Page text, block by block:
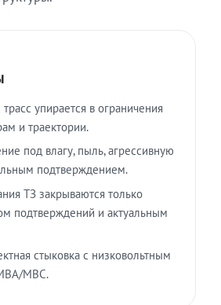
упирается в ограничения
и траектории.
под влагу, пыль, агрессивную
подтверждением.
ТЗ закрываются только
подтверждений и актуальным
стыковка с низковольтным
МВС.